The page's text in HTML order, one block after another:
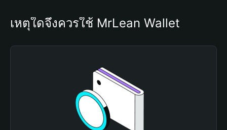
เหตุใดจึงควรใช้ MrLean Wallet